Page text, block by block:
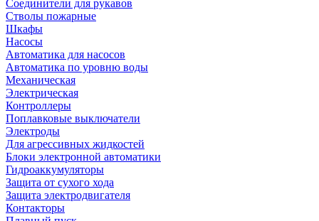
Соединители для рукавов
Стволы пожарные
Шкафы
Насосы
Автоматика для насосов
Автоматика по уровню воды
Механическая
Электрическая
Контроллеры
Поплавковые выключатели
Электроды
Для агрессивных жидкостей
Блоки электронной автоматики
Гидроаккумуляторы
Защита от сухого хода
Защита электродвигателя
Контакторы